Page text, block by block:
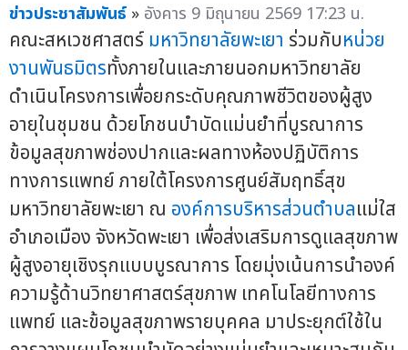
ข่าวประชาสัมพันธ์ » อังคาร 9 มิถุนายน 2569 17:23 น.
คณะสหเวชศาสตร์ มหาวิทยาลัยพะเยา ร่วมกับหน่วย
งานพันธมิตรทั้งภายในและภายนอกมหาวิทยาลัย
ดำเนินโครงการเพื่อยกระดับคุณภาพชีวิตของผู้สูง
อายุในชุมชน ด้วยโภชนบำบัดแม่นยำที่บูรณาการ
ข้อมูลสุขภาพช่องปากและผลทางห้องปฏิบัติการ
ทางการแพทย์ ภายใต้โครงการศูนย์สัมฤทธิ์สุข
มหาวิทยาลัยพะเยา ณ องค์การบริหารส่วนตำบลแม่ใส
อำเภอเมือง จังหวัดพะเยา เพื่อส่งเสริมการดูแลสุขภาพ
ผู้สูงอายุเชิงรุกแบบบูรณาการ โดยมุ่งเน้นการนำองค์
ความรู้ด้านวิทยาศาสตร์สุขภาพ เทคโนโลยีทางการ
แพทย์ และข้อมูลสุขภาพรายบุคคล มาประยุกต์ใช้ใน